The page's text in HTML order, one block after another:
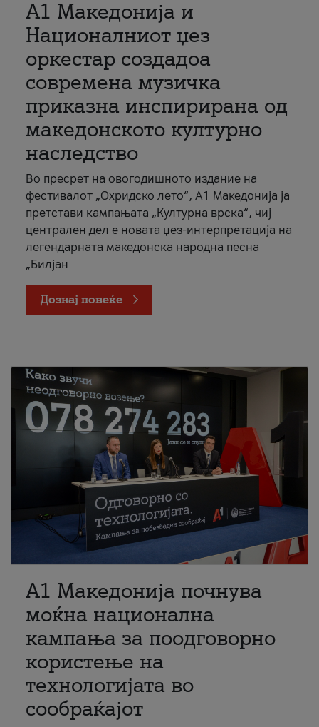
А1 Македонија и
Националниот џез
оркестар создадоа
современа музичка
приказна инспирирана од
македонското културно
наследство
Во пресрет на овогодишното издание на
фестивалот „Охридско лето“, А1 Македонија ја
претстави кампањата „Културна врска“, чиј
централен дел е новата џез-интерпретација на
легендарната македонска народна песна
„Билјан
Дознај повеќе
A1 Македонија почнува
моќна национална
кампања за поодговорно
користење на
технологијата во
сообраќајот